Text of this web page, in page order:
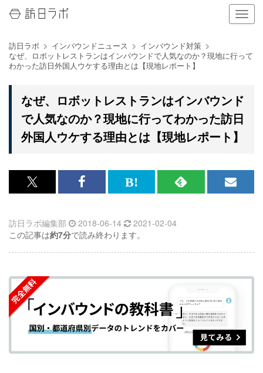
ナ
ビ
ー
シ
の
替
る
訪日ラボ インバウンドニュース
インバウンド対策
なぜ、ロボットレストランはインバウンドで人気なのか？現地に行って
わかった訪日外国人ウケする理由とは【現地レポート】
なぜ、ロボットレストランはインバウンド
で人気なのか？現地に行ってわかった訪日
外国人ウケする理由とは【現地レポート】
x<br>
記
事
シ
ェ
ア
す
る
Facebook<br>
記
事
シ
ェ
ア
す
る
は
な
ブ
ク
マ
ー
ク
に
RSS
購
読
す
る
メ
録
す
訪日ラボ編集部 2018-06-14
2021-02-04
この記事は約7分で読み終わります。